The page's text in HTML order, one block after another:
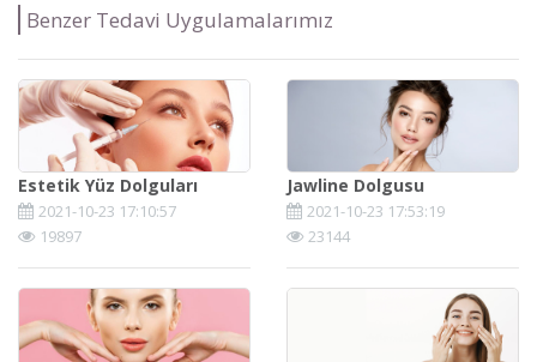
Benzer Tedavi Uygulamalarımız
Estetik Yüz Dolguları
2021-10-23 17:10:57
19897
Jawline Dolgusu
2021-10-23 17:53:19
23144